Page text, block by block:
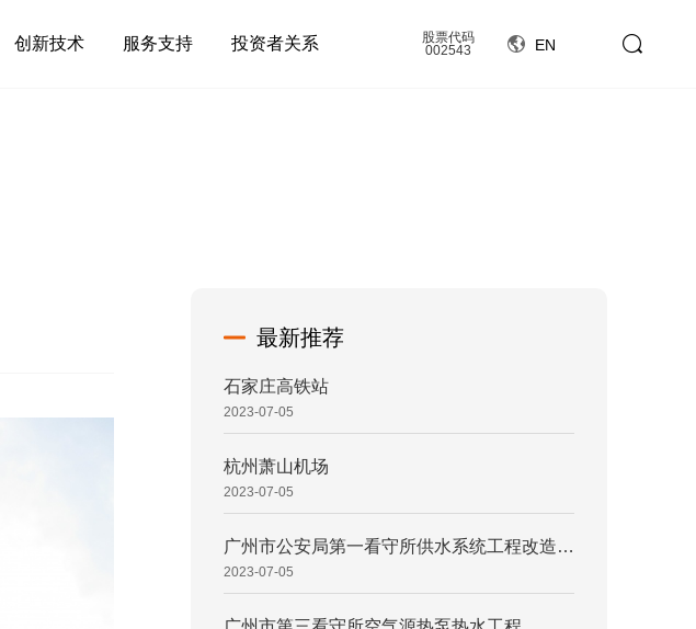
创新技术 服务支持 投资者关系
股票代码
002543
EN
最新推荐
石家庄高铁站
2023-07-05
杭州萧山机场
2023-07-05
广州市公安局第一看守所供水系统工程改造项目
2023-07-05